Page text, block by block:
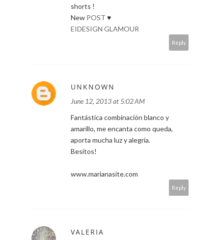
shorts !
New POST ♥
EIDESIGN GLAMOUR
Reply
UNKNOWN
June 12, 2013 at 5:02 AM
Fantástica combinación blanco y
amarillo, me encanta como queda,
aporta mucha luz y alegría.
Besitos!
www.marianasite.com
Reply
VALERIA